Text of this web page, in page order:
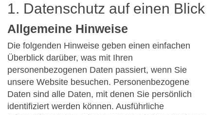
1. Datenschutz auf einen Blick
Allgemeine Hinweise
Die folgenden Hinweise geben einen einfachen
Überblick darüber, was mit Ihren
personenbezogenen Daten passiert, wenn Sie
unsere Website besuchen. Personenbezogene
Daten sind alle Daten, mit denen Sie persönlich
identifiziert werden können. Ausführliche